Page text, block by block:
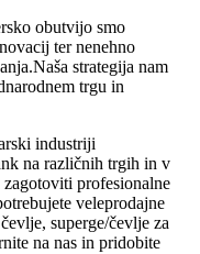
obutvijo smo
ter nenehno
strategija nam
trgu in
industriji
na različnih trgih in v
zagotoviti profesionalne
veleprodajne
superge/čevlje za
na nas in pridobite